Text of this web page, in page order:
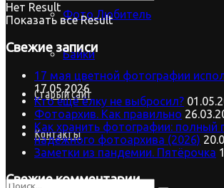
Фото.Любитель
Байки
Старый сайт
Контакты
Нет Result
Показать все Result
Свежие записи
17 мая цветной фотографии
17.05.2026
Кто ещё ёлку не выбросил?
Фотоархив. Как правильно
Как хранить фотографии: полный
надёжного фотоархива (2026)
Заметки из пандемии. Пятёрочка
Свежие комментарии